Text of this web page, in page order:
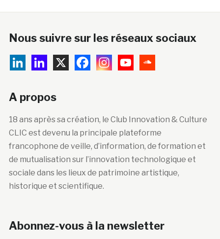
Nous suivre sur les réseaux sociaux
A propos
18 ans après sa création, le Club Innovation & Culture
CLIC est devenu la principale plateforme
francophone de veille, d’information, de formation et
de mutualisation sur l’innovation technologique et
sociale dans les lieux de patrimoine artistique,
historique et scientifique.
Abonnez-vous à la newsletter